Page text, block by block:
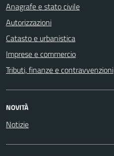
Anagrafe e stato civile
Autorizzazioni
Catasto e urbanistica
Imprese e commercio
Tributi, finanze e contravvenzioni
NOVITÀ
Notizie